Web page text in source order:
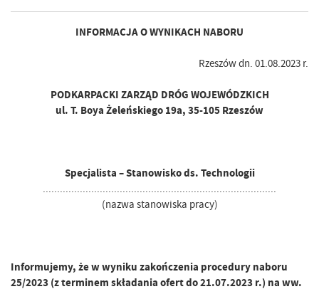
INFORMACJA O WYNIKACH NABORU
Rzeszów dn. 01.08.2023 r.
PODKARPACKI ZARZĄD DRÓG WOJEWÓDZKICH
ul. T. Boya Żeleńskiego 19a, 35-105 Rzeszów
Specjalista – Stanowisko ds. Technologii
..................................................................................
(nazwa stanowiska pracy)
Informujemy, że w wyniku zakończenia procedury naboru
25/2023 (z terminem składania ofert do 21.07.2023 r.) na ww.